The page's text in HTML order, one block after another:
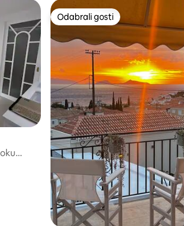
Odabrali gosti
Odabrali gosti